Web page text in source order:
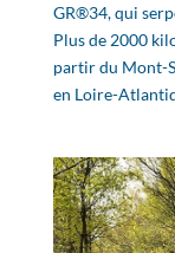
GR®34, qui
Plus de 2000
partir du Mont-
en Loire-